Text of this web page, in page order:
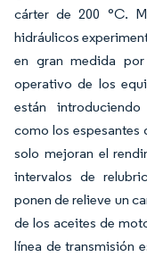
cárter de 200 °C.
hidráulicos
en gran medida
operativo de los
están
como los espesantes
solo mejoran el
intervalos de
ponen de relieve un
de los aceites de
línea de transmisión